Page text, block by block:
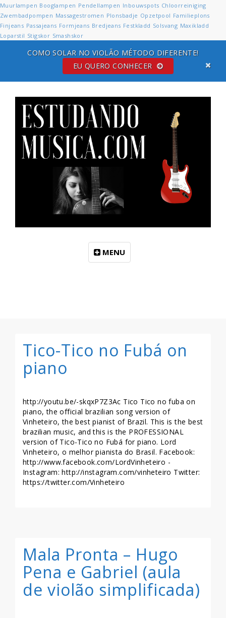
Muurlampen Booglampen Pendellampen Inbouwspots Chloorreiniging
Zwembadpompen Massagestromen Plonsbadje Opzetpool Familieplons
Finjeans Passajeans Formjeans Bredjeans Festkladd Solsvang Maxikladd
Loparstil Stigskor Smashskor
EU QUERO CONHECER
MENU
Tico-Tico no Fubá on
piano
http://youtu.be/-skqxP7Z3Ac Tico Tico no fuba on
piano, the official brazilian song version of
Vinheteiro, the best pianist of Brazil. This is the best
brazilian music, and this is the PROFESSIONAL
version of Tico-Tico no Fubá for piano. Lord
Vinheteiro, o melhor pianista do Brasil. Facebook:
http://www.facebook.com/LordVinheteiro -
Instagram: http://instagram.com/vinheteiro Twitter:
https://twitter.com/Vinheteiro
Mala Pronta – Hugo
Pena e Gabriel (aula
de violão simplificada)